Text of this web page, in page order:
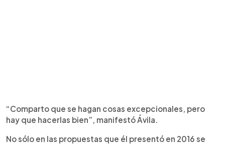
“Comparto que se hagan cosas excepcionales, pero
hay que hacerlas bien”, manifestó Ávila.
No sólo en las propuestas que él presentó en 2016 se